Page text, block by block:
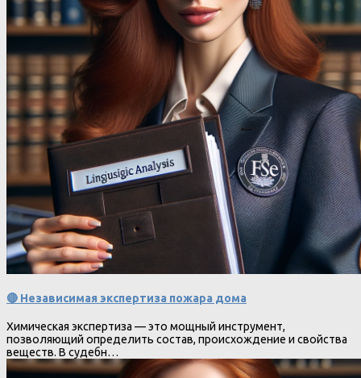
🔴 Независимая экспертиза пожара дома
Химическая экспертиза — это мощный инструмент,
позволяющий определить состав, происхождение и свойства
веществ. В судебн…